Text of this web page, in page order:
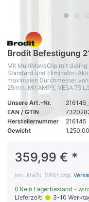
Brodit Befestigung
Mit MultiMoveClip mit
Standard und Eliminator-
maximalen Durchmesser
25mm. Mit AMPS, VESA 75
Unsere Art.-Nr.
EAN / GTIN
Herstellernummer
216145
Gewicht
359,99 € *
inkl. MwSt. (19%) zzgl.
0 Kein Lagerbestand -
Lieferzeit:
3-10